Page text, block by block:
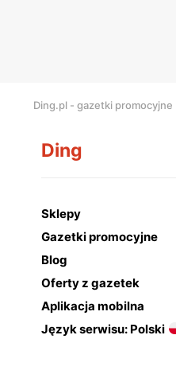
Ding.pl - gazetki promocyjne
Ding
Sklepy
Gazetki promocyjne
Blog
Oferty z gazetek
Aplikacja mobilna
Język serwisu: Polski